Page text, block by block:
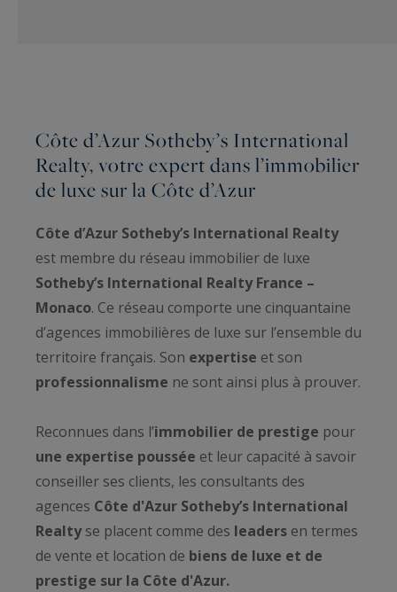
Côte d’Azur Sotheby’s International
Realty, votre expert dans l’immobilier
de luxe sur la Côte d’Azur
Côte d’Azur Sotheby’s International Realty
est membre du réseau immobilier de luxe
Sotheby’s International Realty France –
Monaco. Ce réseau comporte une cinquantaine
d’agences immobilières de luxe sur l’ensemble du
territoire français. Son expertise et son
professionnalisme ne sont ainsi plus à prouver.
Reconnues dans l’immobilier de prestige pour
une expertise poussée et leur capacité à savoir
conseiller ses clients, les consultants des
agences Côte d'Azur Sotheby’s International
Realtyse placent comme des leaders en termes
de vente et location de biens de luxe et de
prestige sur la Côte d'Azur.